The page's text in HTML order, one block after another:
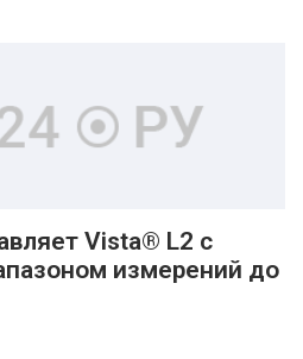
Vista® L2 с
измерений до